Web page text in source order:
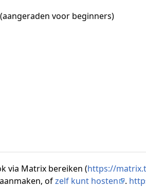
(aangeraden voor beginners)
via Matrix bereiken (https://
ofzelf kunt hosten .